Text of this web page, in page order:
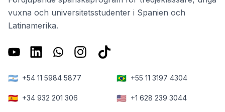
vuxna och universitetsstudenter i Spanien och
Latinamerika.
🇦🇷 +54 11 5984 5877 🇧🇷 +55 11 3197 4304
🇪🇸 +34 932 201 306 🇺🇸 +1 628 239 3044